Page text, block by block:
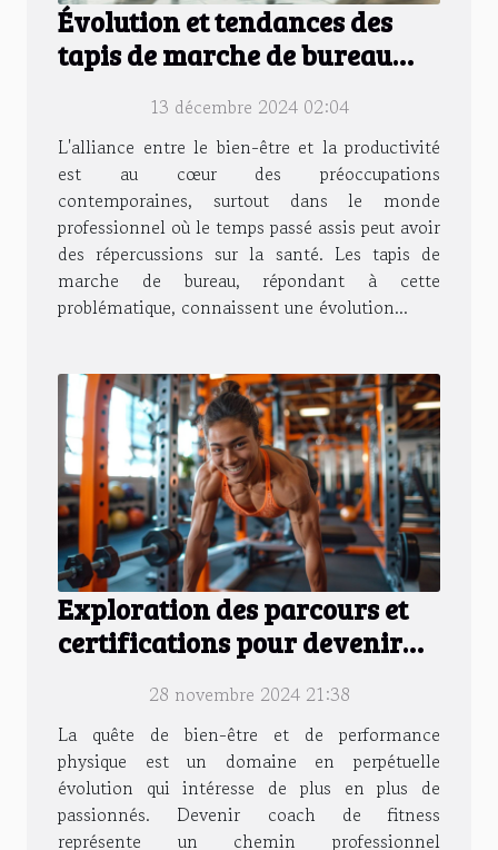
Évolution et tendances des
tapis de marche de bureau
13 décembre 2024 02:04
L'alliance entre le bien-être et la productivité
est au cœur des préoccupations
contemporaines, surtout dans le monde
professionnel où le temps passé assis peut avoir
des répercussions sur la santé. Les tapis de
marche de bureau, répondant à cette
problématique, connaissent une évolution...
Exploration des parcours et
certifications pour devenir
28 novembre 2024 21:38
La quête de bien-être et de performance
physique est un domaine en perpétuelle
évolution qui intéresse de plus en plus de
passionnés. Devenir coach de fitness
représente un chemin professionnel